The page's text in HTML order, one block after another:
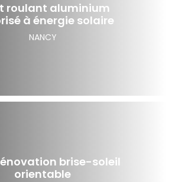
roulant aluminium
à énergie solaire
NANCY
brise-soleil
orientable